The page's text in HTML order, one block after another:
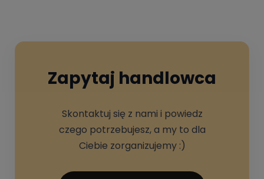
Zapytaj handlowca
Skontaktuj się z nami i powiedz
czego potrzebujesz, a my to dla
Ciebie zorganizujemy :)